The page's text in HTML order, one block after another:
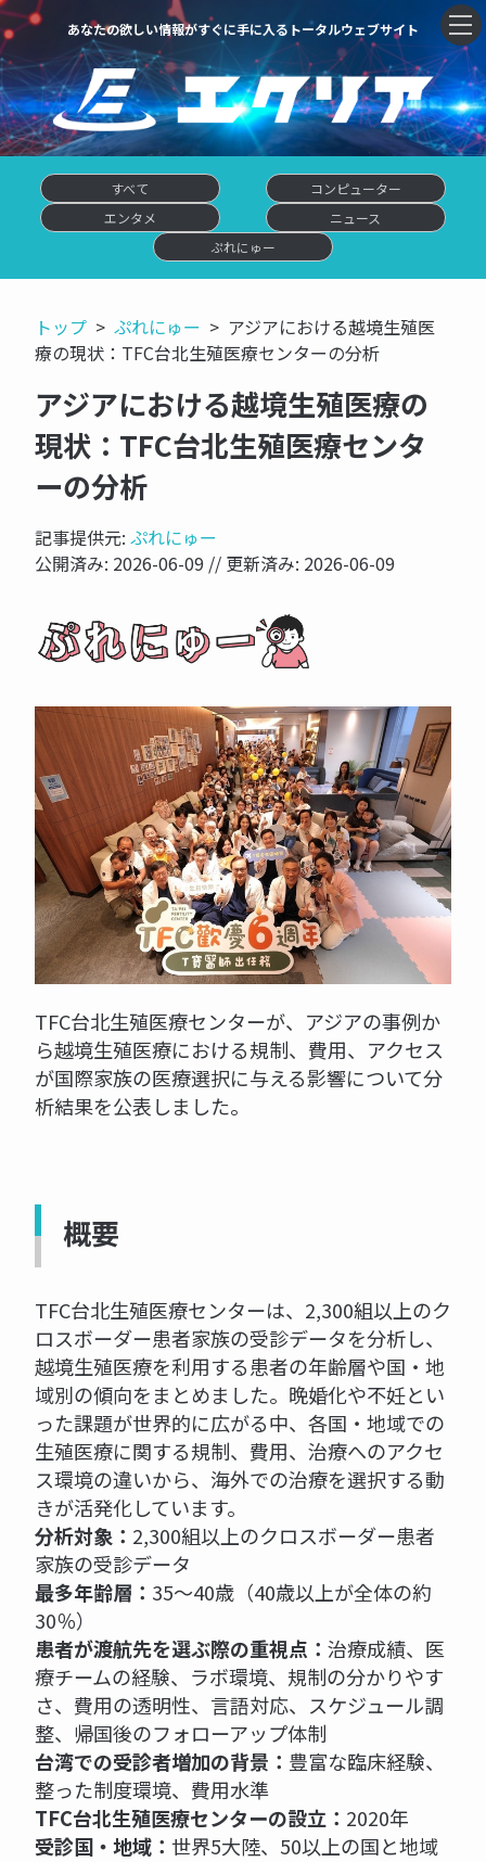
あなたの欲しい情報がすぐに手に入るトータルウェブサイト
すべて
コンピューター
エンタメ
ニュース
ぷれにゅー
トップ ぷれにゅー
アジアにおける越境生殖医
療の現状：TFC台北生殖医療センターの分析
アジアにおける越境生殖医療の
現状：TFC台北生殖医療センタ
ーの分析
記事提供元: ぷれにゅー
公開済み: 2026-06-09 // 更新済み: 2026-06-09
TFC台北生殖医療センターが、アジアの事例か
ら越境生殖医療における規制、費用、アクセス
が国際家族の医療選択に与える影響について分
析結果を公表しました。
概要
TFC台北生殖医療センターは、2,300組以上のク
ロスボーダー患者家族の受診データを分析し、
越境生殖医療を利用する患者の年齢層や国・地
域別の傾向をまとめました。晩婚化や不妊とい
った課題が世界的に広がる中、各国・地域での
生殖医療に関する規制、費用、治療へのアクセ
ス環境の違いから、海外での治療を選択する動
きが活発化しています。
分析対象： 2,300組以上のクロスボーダー患者
家族の受診データ
最多年齢層： 35～40歳（40歳以上が全体の約
30％）
患者が渡航先を選ぶ際の重視点： 治療成績、医
療チームの経験、ラボ環境、規制の分かりやす
さ、費用の透明性、言語対応、スケジュール調
整、帰国後のフォローアップ体制
台湾での受診者増加の背景： 豊富な臨床経験、
整った制度環境、費用水準
TFC台北生殖医療センターの設立： 2020年
受診国・地域： 世界5大陸、50以上の国と地域